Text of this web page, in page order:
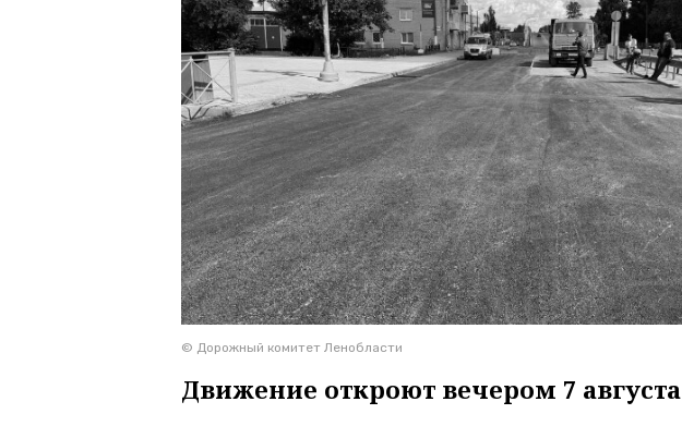
© Дорожный комитет Ленобласти
Движение откроют вечером 7 августа